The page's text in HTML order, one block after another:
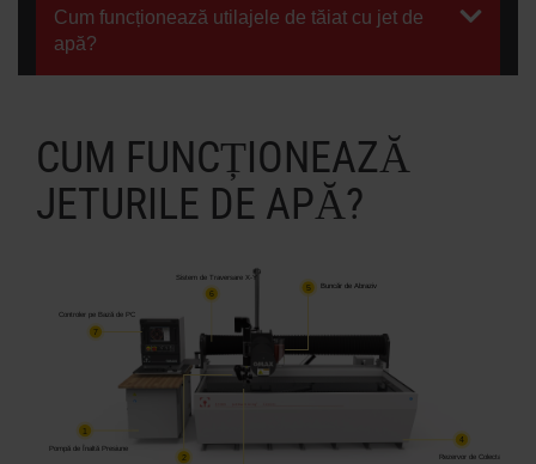
AFLAȚI MAI MULTE
Cum funcționează utilajele de tăiat cu jet de
apă?
CUM FUNCȚIONEAZĂ
JETURILE DE APĂ?
Pompă de Înaltă Presiune
1
2 Rezervor de Colectare
4
Buncăr de Abraziv
5
Sistem de Traversare X-Y
6
Controler pe Bază de PC
7